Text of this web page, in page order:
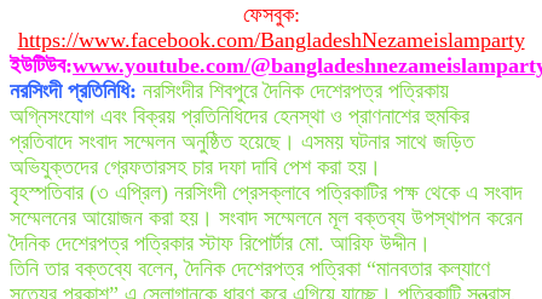
ফেসবুক:
https://www.facebook.com/BangladeshNezameislamparty
ইউটিউব:www.youtube.com/
নরসিংদী প্রতিনিধি: নরসিংদীর শিবপুরে দৈনিক দেশেরপত্র পত্রিকায়
অগ্নিসংযোগ এবং বিক্রয় প্রতিনিধিদের হেনস্থা ও প্রাণনাশের হুমকির
প্রতিবাদে সংবাদ সম্মেলন অনুষ্ঠিত হয়েছে। এসময় ঘটনার সাথে জড়িত
অভিযুক্তদের গ্রেফতারসহ চার দফা দাবি পেশ করা হয়।
বৃহস্পতিবার (৩ এপ্রিল) নরসিংদী প্রেসক্লাবে পত্রিকাটির পক্ষ থেকে এ সংবাদ
সম্মেলনের আয়োজন করা হয়। সংবাদ সম্মেলনে মূল বক্তব্য উপস্থাপন করেন
দৈনিক দেশেরপত্র পত্রিকার স্টাফ রিপোর্টার মো. আরিফ উদ্দীন।
তিনি তার বক্তব্যে বলেন, দৈনিক দেশেরপত্র পত্রিকা “মানবতার কল্যাণে
সত্যের প্রকাশ” এ স্লোগানকে ধারণ করে এগিয়ে যাচ্ছে। পত্রিকাটি সন্ত্রাস,